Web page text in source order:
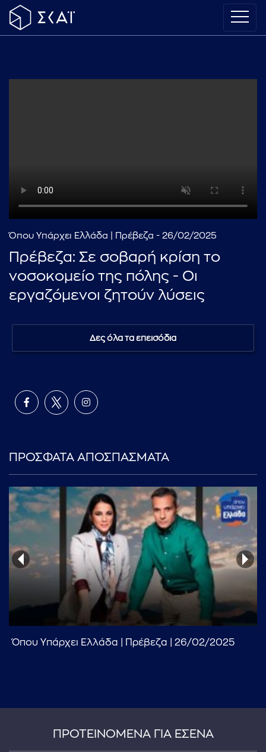
...πληκτρολογήστε κείμενο προς αναζήτηση
Όπου Υπάρχει Ελλάδα | Πρέβεζα - 26/02/2025
Πρέβεζα: Σε σοβαρή κρίση το
νοσοκομείο της πόλης - Οι
εργαζόμενοι ζητούν λύσεις
Δες όλα τα επεισόδια
ΠΡΟΣΦΑΤΑ ΑΠΟΣΠΑΣΜΑΤΑ
Όπου Υπάρχει Ελλάδα | Πρέβεζα | 26/02/2025
ΠΡΟΤΕΙΝΟΜΕΝΑ ΓΙΑ ΕΣΕΝΑ